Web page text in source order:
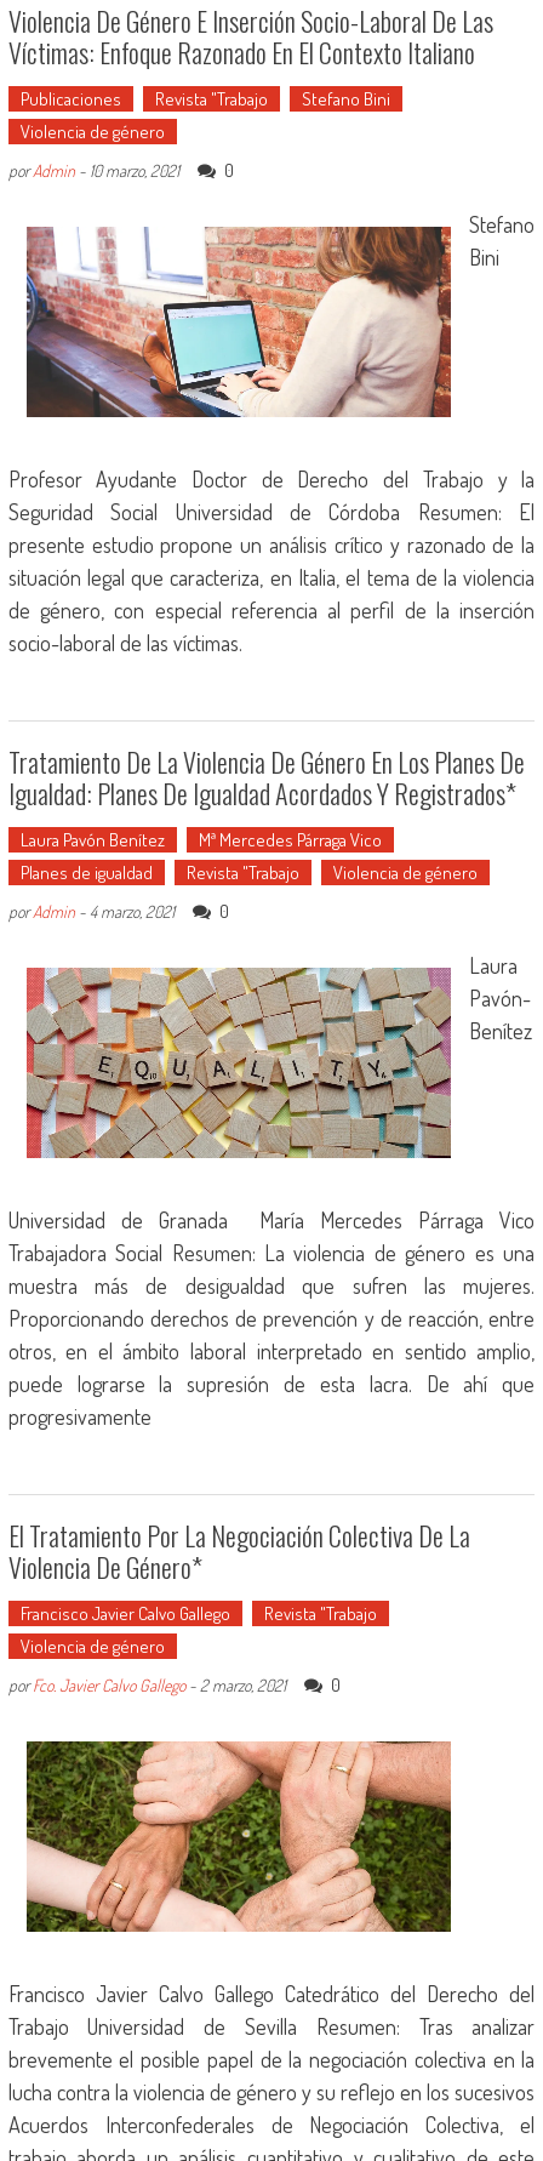
Violencia De Género E Inserción Socio-Laboral De Las
Víctimas: Enfoque Razonado En El Contexto Italiano
Publicaciones Revista "Trabajo
Stefano Bini
Violencia de género
porAdmin- 10 marzo, 2021 0
Stefano
Bini
Profesor Ayudante Doctor de Derecho del Trabajo y la
Seguridad Social Universidad de Córdoba Resumen: El
presente estudio propone un análisis crítico y razonado de la
situación legal que caracteriza, en Italia, el tema de la violencia
de género, con especial referencia al perfil de la inserción
socio-laboral de las víctimas.
Tratamiento De La Violencia De Género En Los Planes De
Igualdad: Planes De Igualdad Acordados Y Registrados*
Laura Pavón Benítez
Mª Mercedes Párraga Vico
Planes de igualdad
Revista "Trabajo Violencia de género
porAdmin- 4 marzo, 2021 0
Laura
Pavón-
Benítez
Universidad de Granada María Mercedes Párraga Vico
Trabajadora Social Resumen: La violencia de género es una
muestra más de desigualdad que sufren las mujeres.
Proporcionando derechos de prevención y de reacción, entre
otros, en el ámbito laboral interpretado en sentido amplio,
puede lograrse la supresión de esta lacra. De ahí que
progresivamente
El Tratamiento Por La Negociación Colectiva De La
Violencia De Género*
Francisco Javier Calvo Gallego
Revista "Trabajo
Violencia de género
porFco. Javier Calvo Gallego- 2 marzo, 2021 0
Francisco Javier Calvo Gallego Catedrático del Derecho del
Trabajo Universidad de Sevilla Resumen: Tras analizar
brevemente el posible papel de la negociación colectiva en la
lucha contra la violencia de género y su reflejo en los sucesivos
Acuerdos Interconfederales de Negociación Colectiva, el